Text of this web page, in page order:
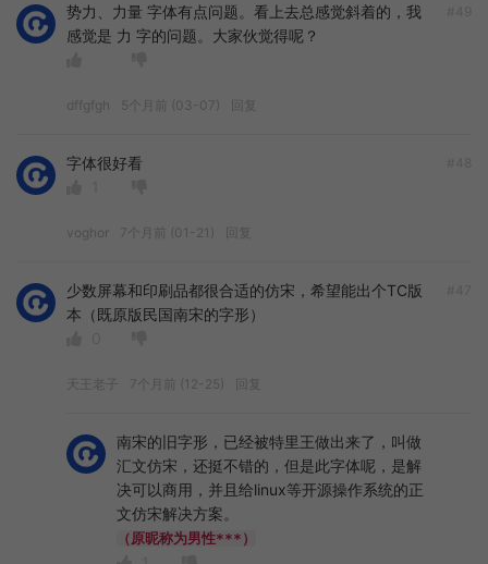
势力、力量 字体有点问题。看上去总感觉斜着的，我
感觉是 力 字的问题。大家伙觉得呢？
dffgfgh 5个月前 (03-07) 回复
字体很好看
voghor 7个月前 (01-21) 回复
少数屏幕和印刷品都很合适的仿宋，希望能出个TC版
本（既原版民国南宋的字形）
天王老子 7个月前 (12-25) 回复
南宋的旧字形，已经被特里王做出来了，叫做
汇文仿宋，还挺不错的，但是此字体呢，是解
决可以商用，并且给linux等开源操作系统的正
文仿宋解决方案。
（原昵称为男性***）